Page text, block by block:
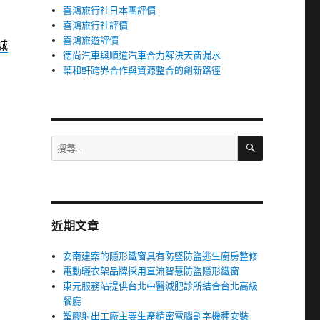
喜鴻旅行社日本團評價
喜鴻旅行社評價
喜鴻旅遊評價
德尚汽車與順道汽車合力解決天窗漏水
葉和軒跨界合作與資源整合的創新路徑
搜
尋
字:
搜
近期文章
安南建案的隱形鐵窗具有防墜防盜逃生廚房整修
電動曬衣架品牌採用直流智慧防盜隱形鐵窗
東元服務站提供台北中醫減肥診所結合台北高級
餐廳
塑膠射出工廠主要生產精密電腦割字機種安裝